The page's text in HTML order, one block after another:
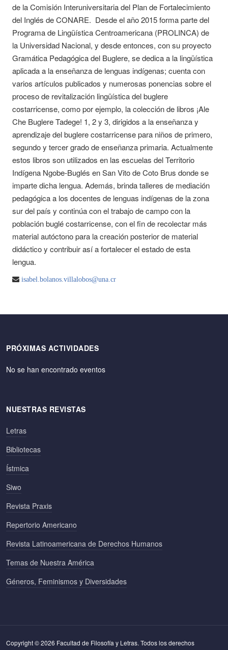
de la Comisión Interuniversitaria del Plan de Fortalecimiento
del Inglés de CONARE. Desde el año 2015 forma parte del
Programa de Lingüística Centroamericana (PROLINCA) de
la Universidad Nacional, y desde entonces, con su proyecto
Gramática Pedagógica del Buglere, se dedica a la lingüística
aplicada a la enseñanza de lenguas indígenas; cuenta con
varios artículos publicados y numerosas ponencias sobre el
proceso de revitalización lingüística del buglere
costarricense, como por ejemplo, la colección de libros ¡Ale
Che Buglere Tadege! 1, 2 y 3, dirigidos a la enseñanza y
aprendizaje del buglere costarricense para niños de primero,
segundo y tercer grado de enseñanza primaria. Actualmente
estos libros son utilizados en las escuelas del Territorio
Indígena Ngobe-Buglés en San Vito de Coto Brus donde se
imparte dicha lengua. Además, brinda talleres de mediación
pedagógica a los docentes de lenguas indígenas de la zona
sur del país y continúa con el trabajo de campo con la
población buglé costarricense, con el fin de recolectar más
material autóctono para la creación posterior de material
didáctico y contribuir así a fortalecer el estado de esta
lengua.
isabel.bolanos.villalobos@una.cr
PRÓXIMAS ACTIVIDADES
No se han encontrado eventos
NUESTRAS REVISTAS
Letras
Bibliotecas
Ístmica
Siwo
Revista Praxis
Repertorio Americano
Revista Latinoamericana de Derechos Humanos
Temas de Nuestra América
Géneros, Feminismos y Diversidades
Copyright © 2026 Facultad de Filosofía y Letras. Todos los derechos